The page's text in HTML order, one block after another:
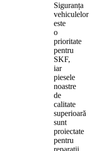
Siguranța
vehiculelor
este
o
prioritate
pentru
SKF,
iar
piesele
noastre
de
calitate
superioară
sunt
proiectate
pentru
reparații